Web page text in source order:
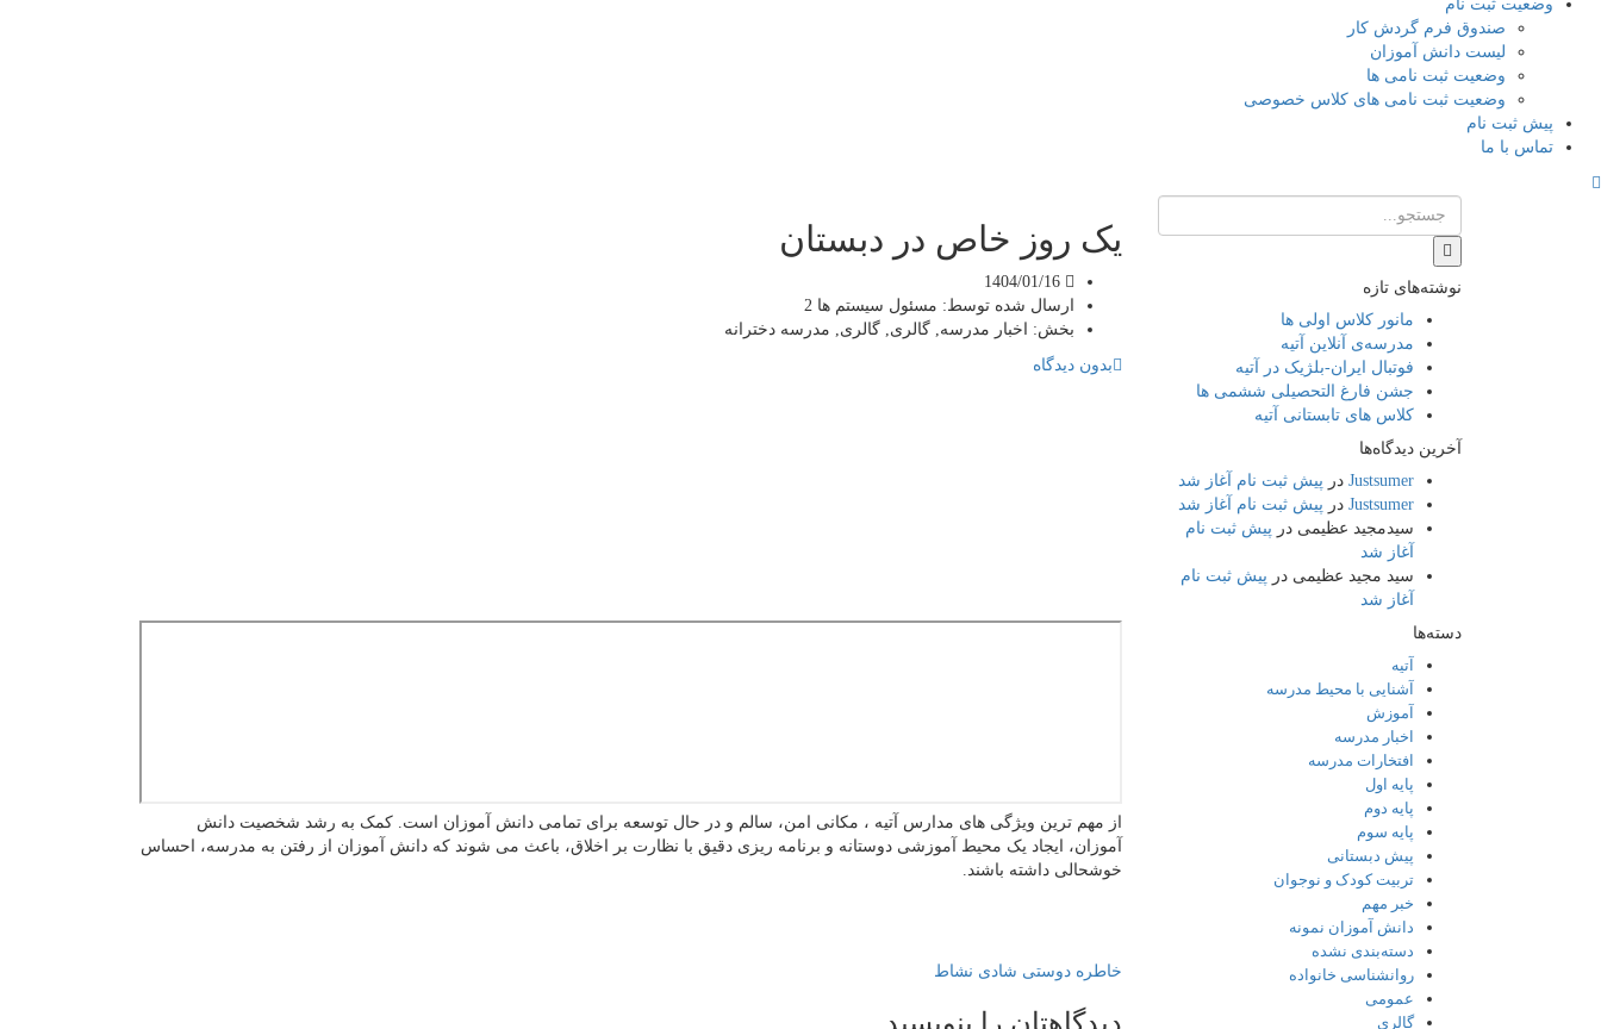
وضعیت ثبت نام
صندوق فرم گردش کار
لیست دانش آموزان
وضعیت ثبت نامی ها
وضعیت ثبت نامی های کلاس خصوصی
پیش ثبت نام
تماس با ما
یک روز خاص در دبستان
ارسال شده توسط: مسئول سیستم ها 2
بخش:
اخبار مدرسه, گالری, گالری, مدرسه دخترانه
بدون دیدگاه
از مهم ترین ویژگی های مدارس آتیه ، مکانی امن، سالم و در حال توسعه برای تمامی دانش آموزان است. کمک به رشد شخصیت دانش
آموزان، ایجاد یک محیط آموزشی دوستانه و برنامه ریزی دقیق با نظارت بر اخلاق، باعث می شوند که دانش آموزان از رفتن به مدرسه، احساس
خوشحالی داشته باشند.
خاطره دوستی شادی نشاط
نوشته‌های تازه
مانور کلاس اولی ها
مدرسه‌ی آنلاین آتیه
فوتبال ایران-بلژیک در آتیه
جشن فارغ التحصیلی ششمی ها
کلاس های تابستانی آتیه
آخرین دیدگاه‌ها
Justsumer در پیش ثبت نام آغاز شد
Justsumer در پیش ثبت نام آغاز شد
سیدمجید عظیمی در پیش ثبت نام
آغاز شد
سید مجید عظیمی در پیش ثبت نام
آغاز شد
دسته‌ها
آتیه
آشنایی با محیط مدرسه
آموزش
اخبار مدرسه
افتخارات مدرسه
پایه اول
پایه دوم
پایه سوم
پیش دبستانی
تربیت کودک و نوجوان
خبر مهم
دانش آموزان نمونه
دسته‌بندی نشده
روانشناسی خانواده
عمومی
گالری